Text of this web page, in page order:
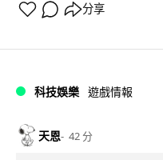
分享
科技娛樂 遊戲情報
天恩 42 分